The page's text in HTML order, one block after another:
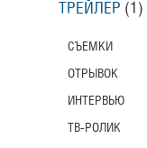
ТРЕЙЛЕР (1)
СЪЕМКИ
ОТРЫВОК
ИНТЕРВЬЮ
ТВ-РОЛИК